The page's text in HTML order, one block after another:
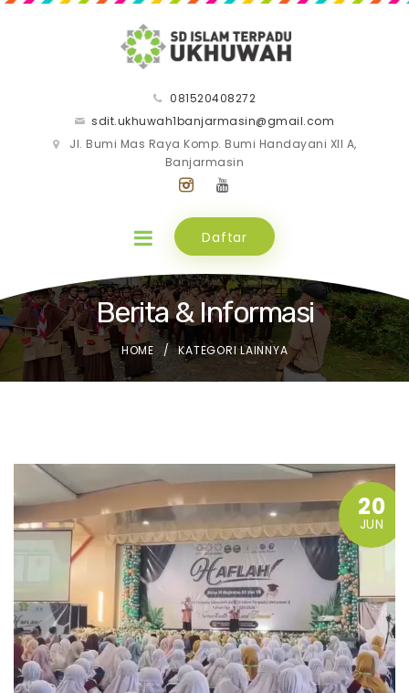
081520408272
sdit.ukhuwah1banjarmasin@gmail.com
Jl. Bumi Mas Raya Komp. Bumi Handayani XII A,
Banjarmasin
Daftar
Berita & Informasi
HOME KATEGORI LAINNYA
20
JUN